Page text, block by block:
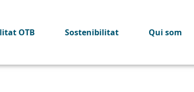
OTB Sostenibilitat Qui som